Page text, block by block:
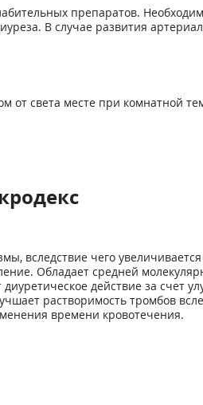
препаратов.
В случае развития
света месте при комнатной
чего
Обладает средней
действие за счет
растворимость тромбов
времени кровотечения.